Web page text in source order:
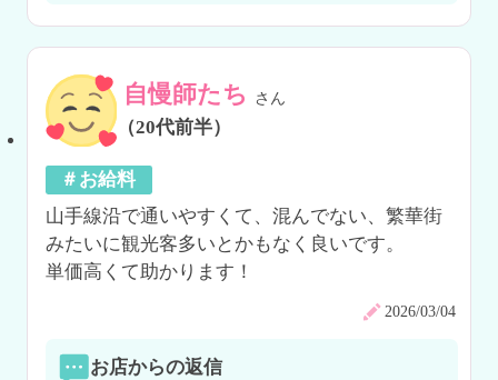
自慢師たち さん
（20代前半）
＃お給料
山手線沿で通いやすくて、混んでない、繁華街
みたいに観光客多いとかもなく良いです。
単価高くて助かります！
2026/03/04
お店からの返信